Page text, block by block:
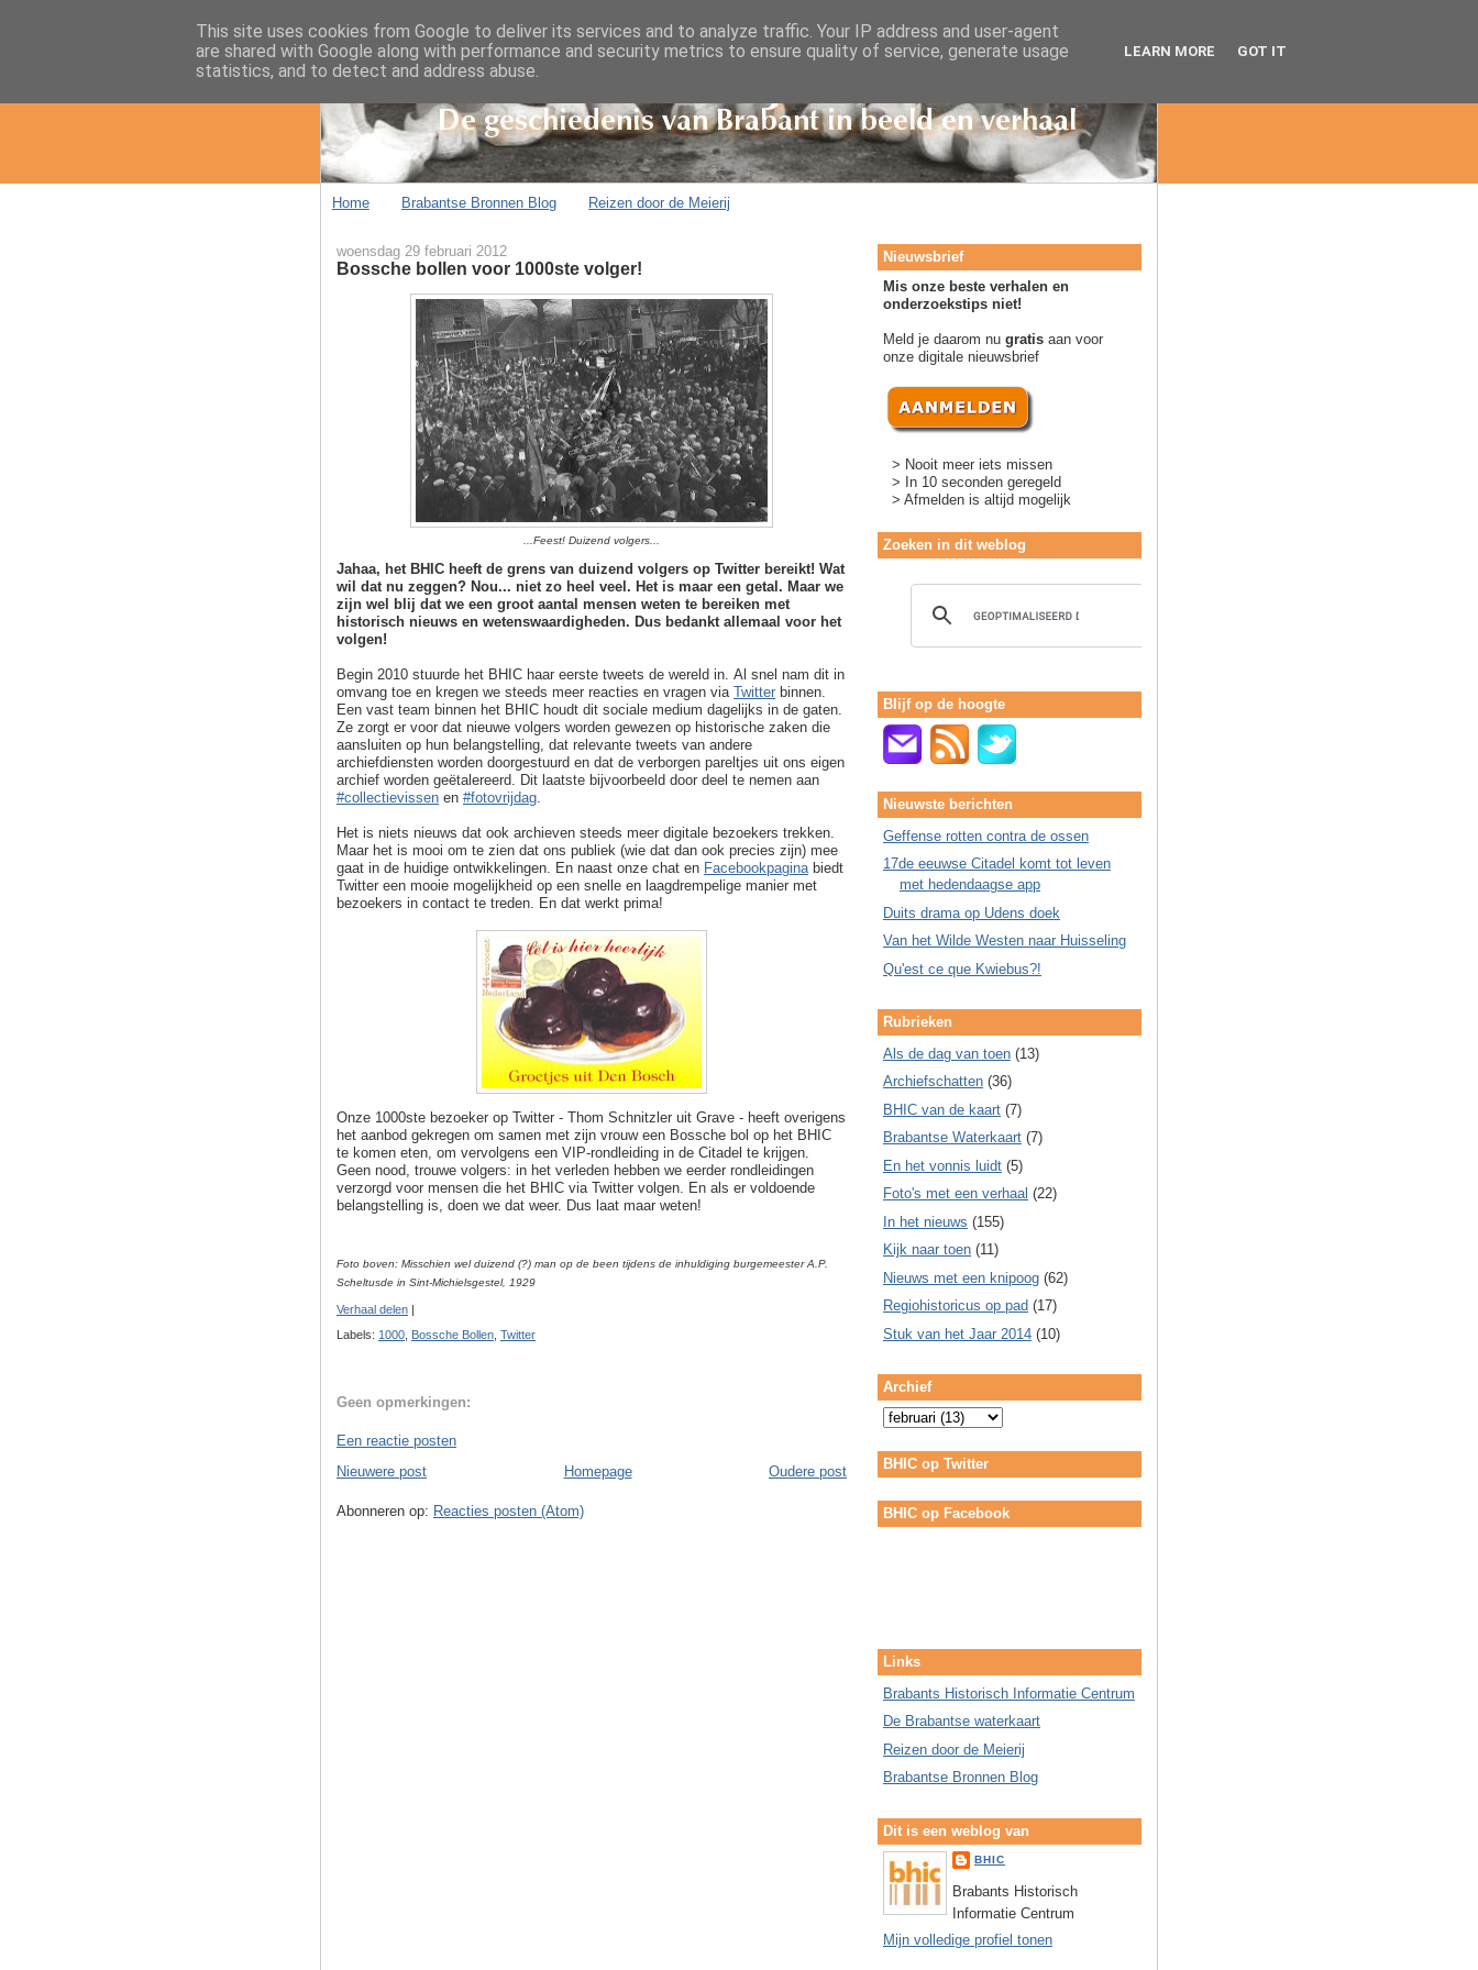
Home Brabantse Bronnen Blog Reizen door de Meierij
woensdag 29 februari 2012
Bossche bollen voor 1000ste volger!
...Feest! Duizend volgers...
Jahaa, het BHIC heeft de grens van duizend volgers op Twitter bereikt! Wat
wil dat nu zeggen? Nou... niet zo heel veel. Het is maar een getal. Maar we
zijn wel blij dat we een groot aantal mensen weten te bereiken met
historisch nieuws en wetenswaardigheden. Dus bedankt allemaal voor het
volgen!
Begin 2010 stuurde het BHIC haar eerste tweets de wereld in. Al snel nam dit in
omvang toe en kregen we steeds meer reacties en vragen via Twitter binnen.
Een vast team binnen het BHIC houdt dit sociale medium dagelijks in de gaten.
Ze zorgt er voor dat nieuwe volgers worden gewezen op historische zaken die
aansluiten op hun belangstelling, dat relevante tweets van andere
archiefdiensten worden doorgestuurd en dat de verborgen pareltjes uit ons eigen
archief worden geëtalereerd. Dit laatste bijvoorbeeld door deel te nemen aan
#collectievissen en #fotovrijdag.
Het is niets nieuws dat ook archieven steeds meer digitale bezoekers trekken.
Maar het is mooi om te zien dat ons publiek (wie dat dan ook precies zijn) mee
gaat in de huidige ontwikkelingen. En naast onze chat en Facebookpaginabiedt
Twitter een mooie mogelijkheid op een snelle en laagdrempelige manier met
bezoekers in contact te treden. En dat werkt prima!
Onze 1000ste bezoeker op Twitter - Thom Schnitzler uit Grave - heeft overigens
het aanbod gekregen om samen met zijn vrouw een Bossche bol op het BHIC
te komen eten, om vervolgens een VIP-rondleiding in de Citadel te krijgen.
Geen nood, trouwe volgers: in het verleden hebben we eerder rondleidingen
verzorgd voor mensen die het BHIC via Twitter volgen. En als er voldoende
belangstelling is, doen we dat weer. Dus laat maar weten!
Foto boven: Misschien wel duizend (?) man op de been tijdens de inhuldiging burgemeester A.P.
Scheltusde in Sint-Michielsgestel, 1929
Verhaal delen
Labels: 1000 Bossche Bollen Twitter
Geen opmerkingen:
Een reactie posten
Nieuwere post
Oudere post
Homepage
Abonneren op: Reacties posten (Atom)
Nieuwsbrief
Mis onze beste verhalen en
onderzoekstips niet!
Meld je daarom nu gratis aan voor
onze digitale nieuwsbrief
> Nooit meer iets missen
> In 10 seconden geregeld
> Afmelden is altijd mogelijk
Zoeken in dit weblog
Blijf op de hoogte
Nieuwste berichten
Geffense rotten contra de ossen
17de eeuwse Citadel komt tot leven
met hedendaagse app
Duits drama op Udens doek
Van het Wilde Westen naar Huisseling
Qu'est ce que Kwiebus?!
Rubrieken
Als de dag van toen (13)
Archiefschatten (36)
BHIC van de kaart (7)
Brabantse Waterkaart (7)
En het vonnis luidt (5)
Foto's met een verhaal (22)
In het nieuws (155)
Kijk naar toen (11)
Nieuws met een knipoog (62)
Regiohistoricus op pad (17)
Stuk van het Jaar 2014 (10)
Archief
BHIC op Twitter
BHIC op Facebook
Links
Brabants Historisch Informatie Centrum
De Brabantse waterkaart
Reizen door de Meierij
Brabantse Bronnen Blog
Dit is een weblog van
BHIC
Brabants Historisch
Informatie Centrum
Mijn volledige profiel tonen
This site uses cookies from Google to deliver its services and to analyze traffic. Your IP address and user-agent
are shared with Google along with performance and security metrics to ensure quality of service, generate usage
statistics, and to detect and address abuse.
LEARN MORE GOT IT